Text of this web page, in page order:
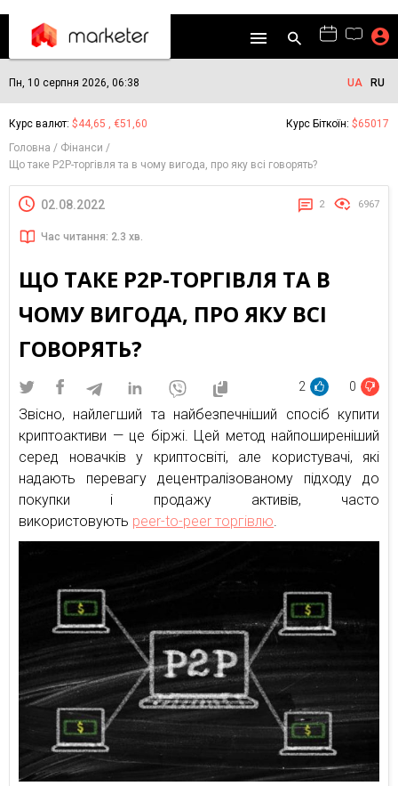
Пн, 10 серпня 2026, 06:38 UA RU
Курс валют: $44,65 , €51,60 Курс Біткоїн: $65017
Головна
Фінанси
Що таке P2P-торгівля та в чому вигода, про яку всі говорять?
02.08.2022 2 6967
Час читання: 2.3 хв.
ЩО ТАКЕ P2P-ТОРГІВЛЯ ТА В
ЧОМУ ВИГОДА, ПРО ЯКУ ВСІ
ГОВОРЯТЬ?
2 0
Звісно, найлегший та найбезпечніший спосіб купити
криптоактиви — це біржі. Цей метод найпоширеніший
серед новачків у криптосвіті, але користувачі, які
надають перевагу децентралізованому підходу до
покупки і продажу активів, часто
використовують peer-to-peer торгівлю.